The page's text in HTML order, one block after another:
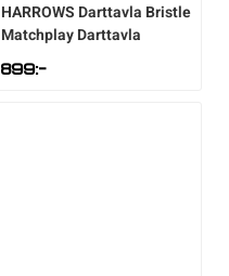
HARROWS Darttavla Bristle
Matchplay Darttavla
899:-